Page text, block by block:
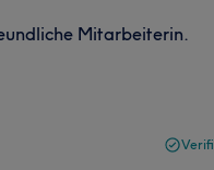
Mitarbeiterin.